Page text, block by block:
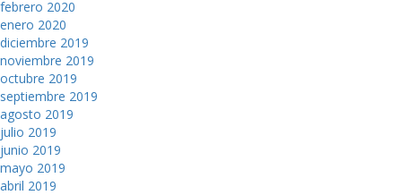
febrero 2020
enero 2020
diciembre 2019
noviembre 2019
octubre 2019
septiembre 2019
agosto 2019
julio 2019
junio 2019
mayo 2019
abril 2019